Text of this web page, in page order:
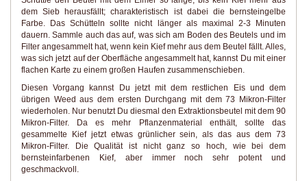
dem Sieb herausfällt; charakteristisch ist dabei die bernsteingelbe
Farbe. Das Schütteln sollte nicht länger als maximal 2-3 Minuten
dauern. Sammle auch das auf, was sich am Boden des Beutels und im
Filter angesammelt hat, wenn kein Kief mehr aus dem Beutel fällt. Alles,
was sich jetzt auf der Oberfläche angesammelt hat, kannst Du mit einer
flachen Karte zu einem großen Haufen zusammenschieben.
Diesen Vorgang kannst Du jetzt mit dem restlichen Eis und dem
übrigen Weed aus dem ersten Durchgang mit dem 73 Mikron-Filter
wiederholen. Nur benutzt Du diesmal den Extraktionsbeutel mit dem 90
Mikron-Filter. Da es mehr Pflanzenmaterial enthält, sollte das
gesammelte Kief jetzt etwas grünlicher sein, als das aus dem 73
Mikron-Filter. Die Qualität ist nicht ganz so hoch, wie bei dem
bernsteinfarbenen Kief, aber immer noch sehr potent und
geschmackvoll.